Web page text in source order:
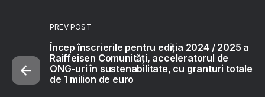
PREV POST
Încep înscrierile pentru ediția 2024 / 2025 a
Raiffeisen Comunități, acceleratorul de
ONG-uri în sustenabilitate, cu granturi totale
de 1 milion de euro